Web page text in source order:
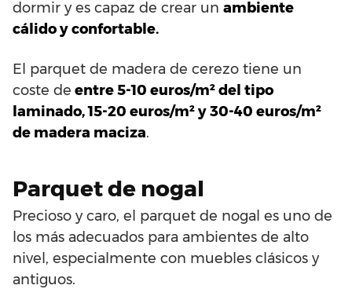
dormir y es capaz de crear un ambiente
cálido y confortable.
El parquet de madera de cerezo tiene un
coste de entre 5-10 euros/m² del tipo
laminado, 15-20 euros/m² y 30-40 euros/m²
de madera maciza.
Parquet de nogal
Precioso y caro, el parquet de nogal es uno de
los más adecuados para ambientes de alto
nivel, especialmente con muebles clásicos y
antiguos.